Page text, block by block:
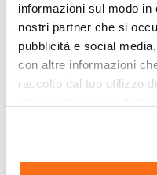
informazioni sul modo
nostri partner che si
pubblicità e social
con altre informazioni
raccolto dal tuo utilizzo